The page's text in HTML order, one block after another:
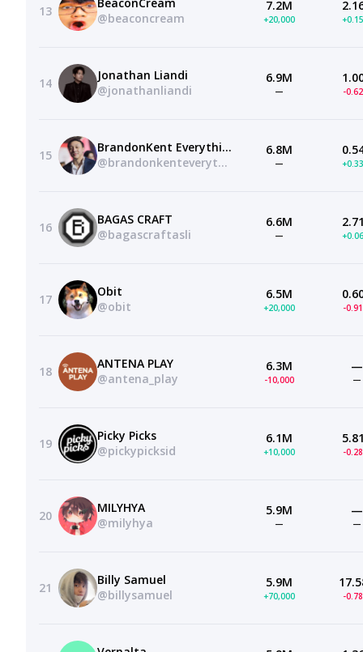
13
@beaconcream
7.2M
+20,000
14
Jonathan Liandi
@jonathanliandi
6.9M
— -
15
BrandonKent Everything
@brandonkenteverything
6.8M
—
16
BAGAS CRAFT
@bagascraftasli
6.6M
—
17
Obit
@obit
6.5M
+20,000 -
18
ANTENA PLAY
@antena_play
6.3M
-10,000
—
—
19
Picky Picks
@pickypicksid
6.1M
+10,000 -
20
MILYHYA
@milyhya
5.9M
—
—
—
21
Billy Samuel
@billysamuel
5.9M
+70,000 -